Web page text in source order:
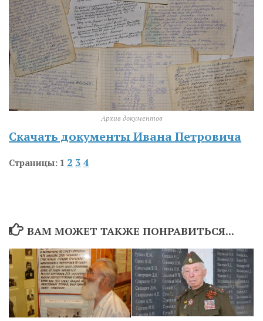
Архив документов
Скачать документы Ивана Петровича
Страницы: 1 2 3 4
ВАМ МОЖЕТ ТАКЖЕ ПОНРАВИТЬСЯ...